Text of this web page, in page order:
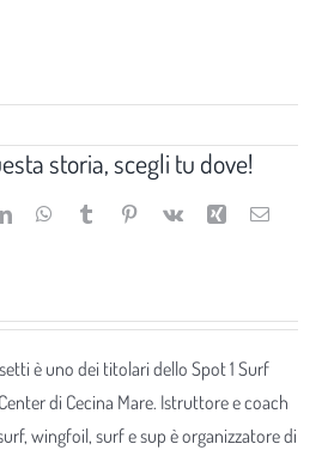
storia, scegli tu dove!
LinkedInWhatsApp
TumblrPinterest
Vk Xing Email
è uno dei titolari dello Spot 1 Surf
di Cecina Mare. Istruttore e coach
wingfoil, surf e sup è organizzatore di